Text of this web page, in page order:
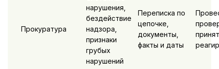
Прокуратура
нарушения,
бездействие
надзора,
признаки
грубых
нарушений
Переписка по
цепочке,
документы,
факты и даты